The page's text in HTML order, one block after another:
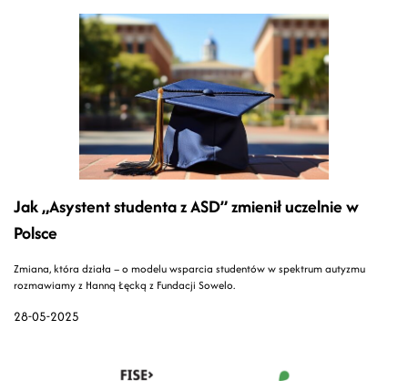
28-05-2025
Jak „Asystent studenta z ASD” zmienił uczelnie w
Polsce
Zmiana, która działa – o modelu wsparcia studentów w spektrum autyzmu
rozmawiamy z Hanną Łęcką z Fundacji Sowelo.